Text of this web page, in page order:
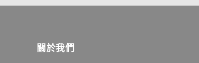
關於我們